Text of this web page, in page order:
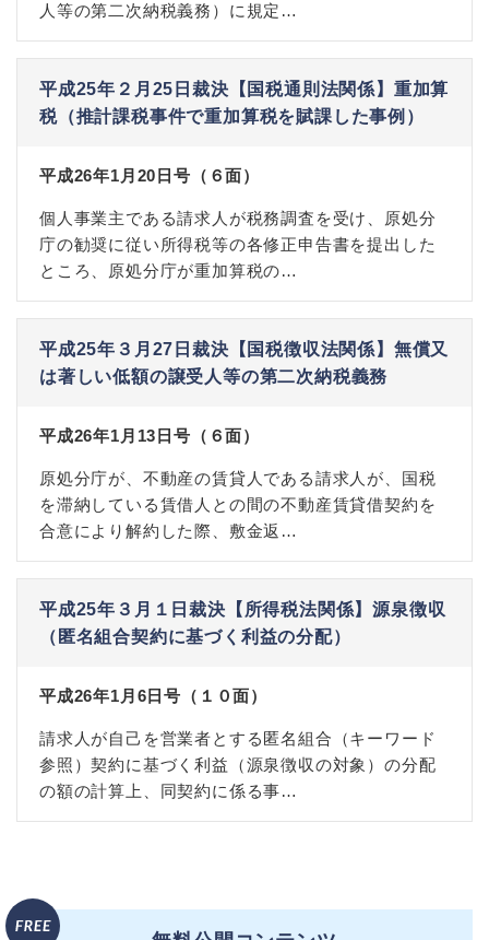
人等の第二次納税義務）に規定…
平成25年２月25日裁決【国税通則法関係】重加算
税（推計課税事件で重加算税を賦課した事例）
平成26年1月20日号（６面）
個人事業主である請求人が税務調査を受け、原処分
庁の勧奨に従い所得税等の各修正申告書を提出した
ところ、原処分庁が重加算税の…
平成25年３月27日裁決【国税徴収法関係】無償又
は著しい低額の譲受人等の第二次納税義務
平成26年1月13日号（６面）
原処分庁が、不動産の賃貸人である請求人が、国税
を滞納している賃借人との間の不動産賃貸借契約を
合意により解約した際、敷金返…
平成25年３月１日裁決【所得税法関係】源泉徴収
（匿名組合契約に基づく利益の分配）
平成26年1月6日号（１０面）
請求人が自己を営業者とする匿名組合（キーワード
参照）契約に基づく利益（源泉徴収の対象）の分配
の額の計算上、同契約に係る事…